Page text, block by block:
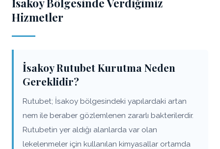
İsakoy Bölgesinde Verdiğimiz
Hizmetler
İsakoy Rutubet Kurutma Neden
Gereklidir?
Rutubet; İsakoy bölgesindeki yapılardaki artan
nem ile beraber gözlemlenen zararlı bakterilerdir.
Rutubetin yer aldığı alanlarda var olan
lekelenmeler için kullanılan kimyasallar ortamda